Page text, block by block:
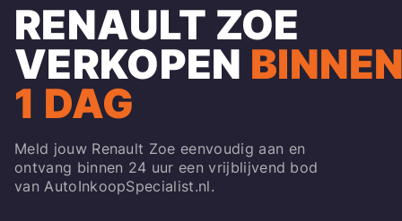
RENAULT ZOE
VERKOPEN
1 DAG
Meld jouw Renault Zoe eenvoudig aan en
ontvang binnen 24 uur een vrijblijvend bod
van AutoInkoopSpecialist.nl.